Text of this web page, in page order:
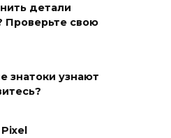
детали
свою
знатоки узнают